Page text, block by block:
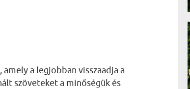
a legjobban visszaadja a
szöveteket a minőségük és